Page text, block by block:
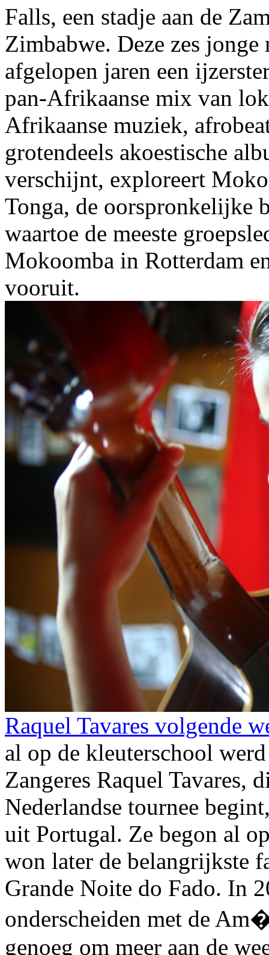
Falls, een stadje aan de
Zimbabwe. Deze zes
afgelopen jaren een
pan-Afrikaanse mix van
Afrikaanse muziek,
grotendeels akoestische
verschijnt, exploreert
Tonga, de oorspronkelijke
waartoe de meeste
Mokoomba in Rotterdam
vooruit.
Raquel Tavares volgende
al op de kleuterschool
Zangeres Raquel Tavares,
Nederlandse tournee
uit Portugal. Ze begon al
won later de belangrijkste
Grande Noite do Fado. In
onderscheiden met de
genoeg om meer aan de